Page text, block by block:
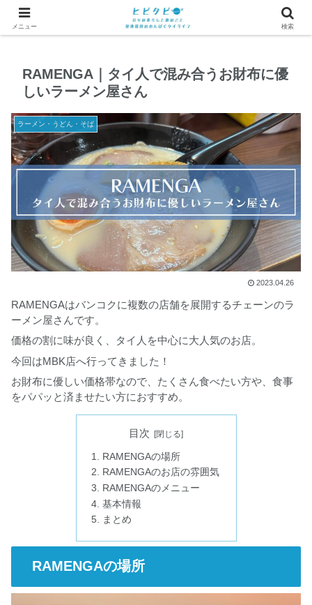
RAMENGA｜タイ人で混み合うお財布に優
しいラーメン屋さん
ラーメン・うどん・そば
2023.04.26
RAMENGAはバンコクに複数の店舗を展開するチェーンのラ
ーメン屋さんです。
価格の割に味が良く、タイ人を中心に大人気のお店。
今回はMBK店へ行ってきました！
お財布に優しい価格帯なので、たくさん食べたい方や、食事
をパパッと済ませたい方におすすめ。
目次
RAMENGAの場所
RAMENGAのお店の雰囲気
RAMENGAのメニュー
基本情報
まとめ
RAMENGAの場所
メニュー 検索